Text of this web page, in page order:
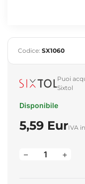
Codice: SX1060
Puoi
Sixtol
Disponibile
5,59 EurIVA
+
–